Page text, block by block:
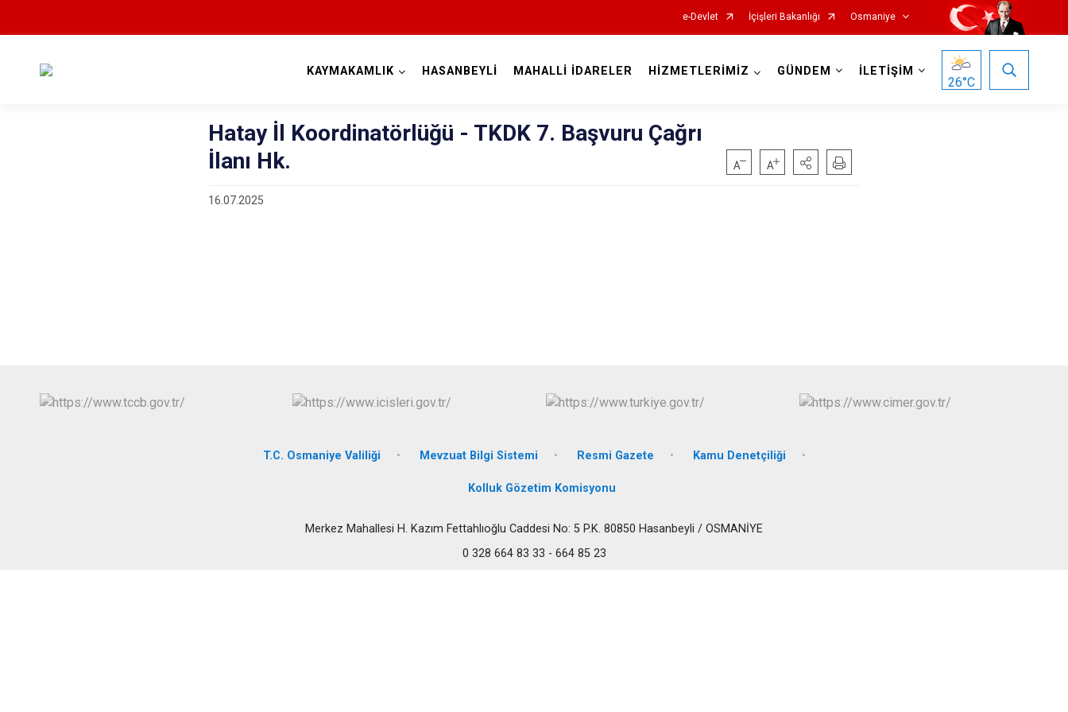
e-Devlet İçişleri Bakanlığı Osmaniye
Toprakkale
KAYMAKAMLIK HASANBEYLİ MAHALLİ İDARELER HİZMETLERİMİZ GÜNDEM İLETİŞİM
26°C
Hatay İl Koordinatörlüğü - TKDK 7. Başvuru Çağrı
İlanı Hk.
16.07.2025
T.C. Osmaniye Valiliği Mevzuat Bilgi Sistemi Resmi Gazete Kamu Denetçiliği
Kolluk Gözetim Komisyonu
Merkez Mahallesi H. Kazım Fettahlıoğlu Caddesi No: 5 P.K. 80850 Hasanbeyli / OSMANİYE
0 328 664 83 33 - 664 85 23